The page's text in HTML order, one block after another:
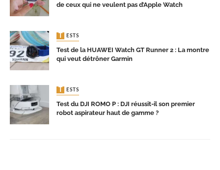
de ceux qui ne veulent pas d’Apple Watch
TESTS
Test de la HUAWEI Watch GT Runner 2 : La montre
qui veut détrôner Garmin
TESTS
Test du DJI ROMO P : DJI réussit-il son premier
robot aspirateur haut de gamme ?